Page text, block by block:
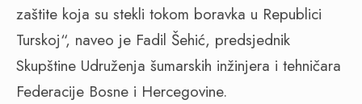
zaštite koja su stekli tokom boravka u Republici
Turskoj“, naveo je Fadil Šehić, predsjednik
Skupštine Udruženja šumarskih inžinjera i tehničara
Federacije Bosne i Hercegovine.